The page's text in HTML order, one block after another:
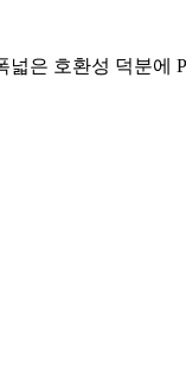
은 호환성 덕분에